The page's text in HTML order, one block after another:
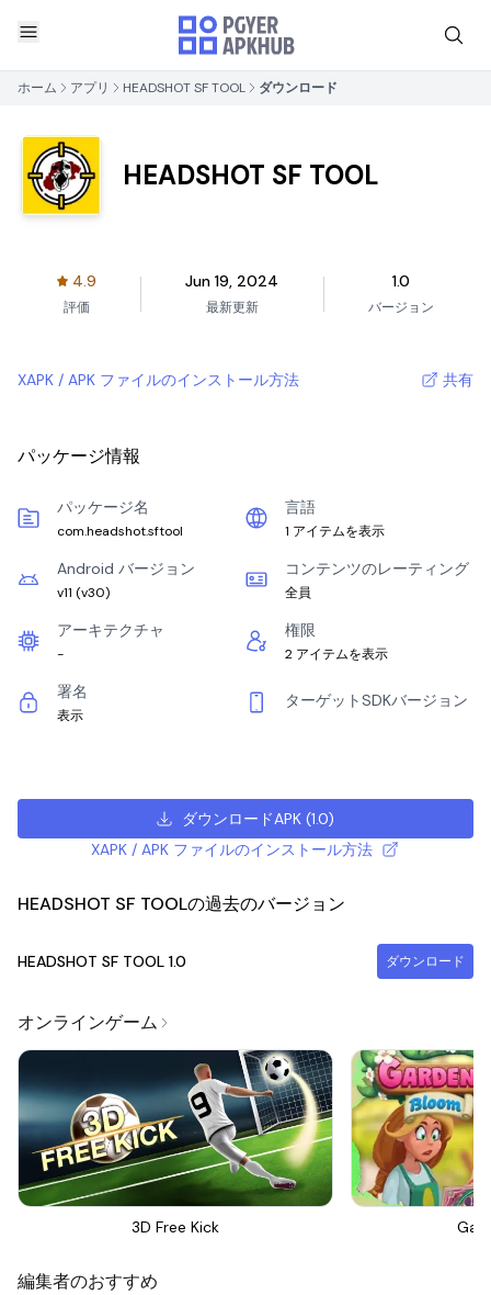
ホーム アプリ HEADSHOT SF TOOL ダウンロード
HEADSHOT SF TOOL
4.9
評価
Jun 19, 2024
最新更新
1.0
バージョン
XAPK / APK ファイルのインストール方法 共有
パッケージ情報
パッケージ名
com.headshot.sftool
言語
1 アイテムを表示
Android バージョン
v11 (v30)
コンテンツのレーティング
全員
アーキテクチャ
-
権限
2 アイテムを表示
署名
表示
ターゲットSDKバージョン
ダウンロードAPK (1.0)
XAPK / APK ファイルのインストール方法
HEADSHOT SF TOOLの過去のバージョン
HEADSHOT SF TOOL 1.0 ダウンロード
オンラインゲーム
3D Free Kick
編集者のおすすめ